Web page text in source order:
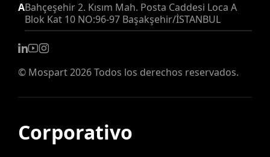
ABahçeşehir 2. Kısım Mah. Posta Caddesi Loca A
Blok Kat 10 NO:96-97 Başakşehir/İSTANBUL
© Mospart2026 Todos los derechos reservados.
Corporativo